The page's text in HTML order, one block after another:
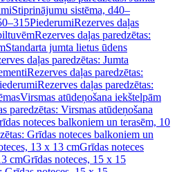
Stiprinājumu sistēma, d40–
PiederumiRezerves daļas
Rezerves daļas paredzētas:
Standarta jumta lietus ūdens
daļas paredzētas: Jumta
Rezerves daļas paredzētas:
Rezerves daļas paredzētas:
Virsmas atūdeņošana iekštelpām
paredzētas: Virsmas atūdeņošana
noteces balkoniem un terasēm, 10
Grīdas noteces balkoniem un
13 x 13 cmGrīdas noteces
cmGrīdas noteces, 15 x 15